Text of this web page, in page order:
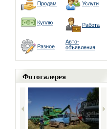
Продам Услуги
Куплю Работа
Разное
Авто-
объявления
Фотогалерея